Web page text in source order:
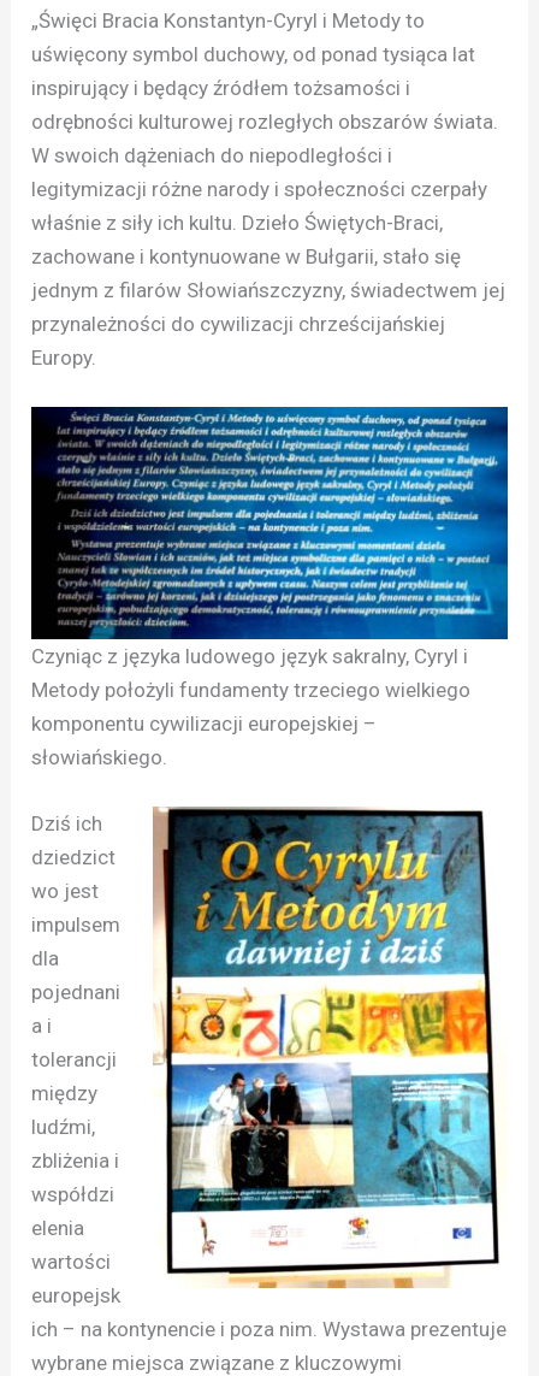
„Święci Bracia Konstantyn-Cyryl i Metody to
uświęcony symbol duchowy, od ponad tysiąca lat
inspirujący i będący źródłem tożsamości i
odrębności kulturowej rozległych obszarów świata.
W swoich dążeniach do niepodległości i
legitymizacji różne narody i społeczności czerpały
właśnie z siły ich kultu. Dzieło Świętych-Braci,
zachowane i kontynuowane w Bułgarii, stało się
jednym z filarów Słowiańszczyzny, świadectwem jej
przynależności do cywilizacji chrześcijańskiej
Europy.
Czyniąc z języka ludowego język sakralny, Cyryl i
Metody położyli fundamenty trzeciego wielkiego
komponentu cywilizacji europejskiej –
słowiańskiego.
Dziś ich
dziedzict
wo jest
impulsem
dla
pojednani
a i
tolerancji
między
ludźmi,
zbliżenia i
współdzi
elenia
wartości
europejsk
ich – na kontynencie i poza nim. Wystawa prezentuje
wybrane miejsca związane z kluczowymi